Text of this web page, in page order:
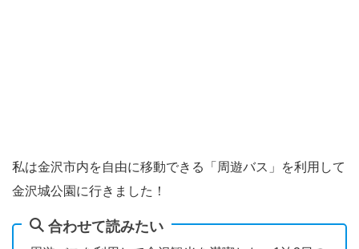
私は金沢市内を自由に移動できる「周遊バス」を利用して
金沢城公園に行きました！
合わせて読みたい